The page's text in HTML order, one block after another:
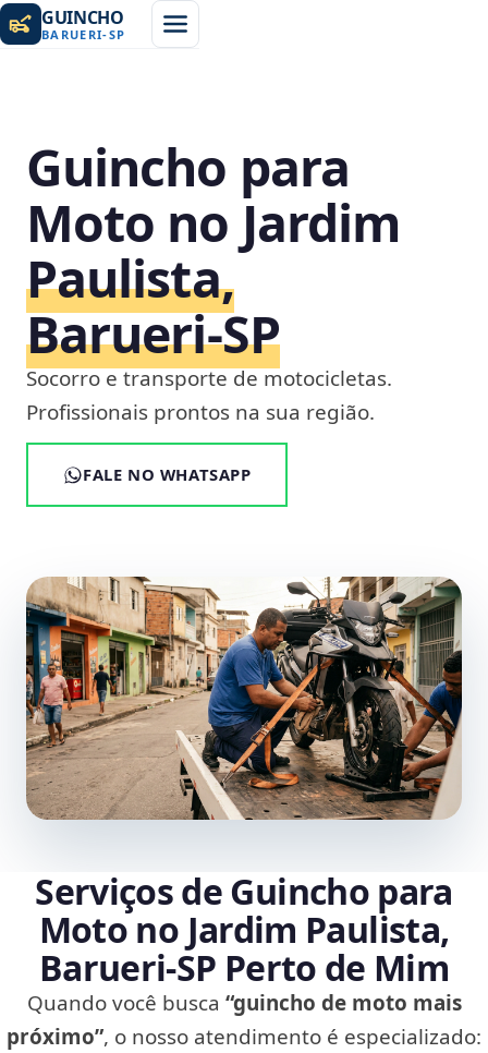
GUINCHO
BARUERI-SP
Guincho para
Moto no Jardim
Paulista,
Barueri‑SP
Socorro e transporte de motocicletas.
Profissionais prontos na sua região.
FALE NO WHATSAPP
Serviços de Guincho para
Moto no Jardim Paulista,
Barueri‑SP Perto de Mim
Quando você busca “guincho de moto mais
próximo”, o nosso atendimento é especializado: